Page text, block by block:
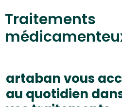
Traitements
artaban vous
au quotidien